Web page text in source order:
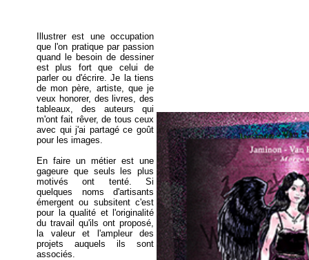
Illustrer est une occupation
que l'on pratique par passion
quand le besoin de dessiner
est plus fort que celui de
parler ou d'écrire. Je la tiens
de mon père, artiste, que je
veux honorer, des livres, des
tableaux, des auteurs qui
m'ont fait rêver, de tous ceux
avec qui j'ai partagé ce goût
pour les images.
En faire un métier est une
gageure que seuls les plus
motivés ont tenté. Si
quelques noms d'artisants
émergent ou subsitent c'est
pour la qualité et l'originalité
du travail qu'ils ont proposé,
la valeur et l'ampleur des
projets auquels ils sont
associés.